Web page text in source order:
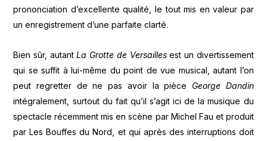
prononciation d’excellente qualité, le tout mis en valeur par
un enregistrement d’une parfaite clarté.
Bien sûr, autantLa Grotte de Versaillesest un divertissement
qui se suffit à lui-même du point de vue musical, autant l’on
peut regretter de ne pas avoir la pièce George Dandin
intégralement, surtout du fait qu’il s’agit ici de la musique du
spectacle récemment mis en scène par Michel Fau et produit
par Les Bouffes du Nord, et qui après des interruptions doit